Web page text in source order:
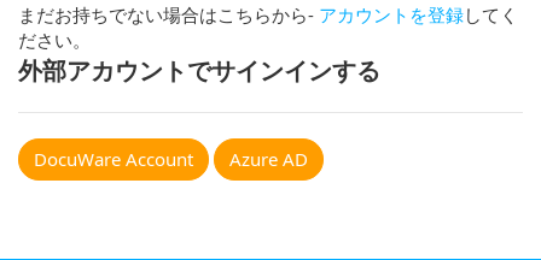
まだお持ちでない場合はこちらから- アカウントを登録してく
ださい。
外部アカウントでサインインする
DocuWare Account Azure AD